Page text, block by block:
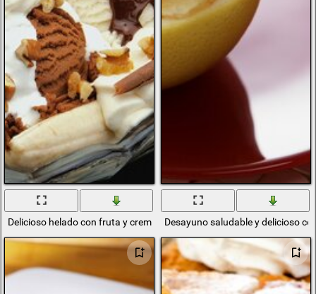
Delicioso helado con fruta y crema Desayuno saludable y delicioso